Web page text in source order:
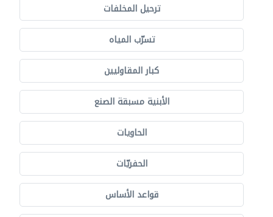
ترحيل المخلفات
تسرّب المياه
كبار المقاوليين
الأبنية مسبقة الصنع
الحاويات
الحفريّات
قواعد الأساس